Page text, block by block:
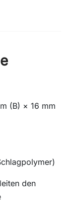
(B) × 16 mm
den